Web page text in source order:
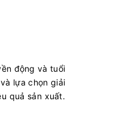
động và tuổi
lựa chọn giải
quả sản xuất.